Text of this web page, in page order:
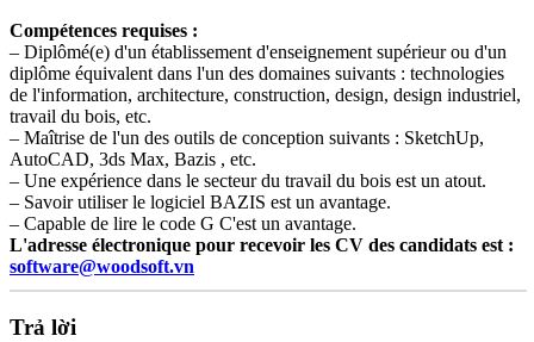
Compétences requises :
– Diplômé(e) d'un établissement d'enseignement supérieur ou d'un
diplôme équivalent dans l'un des domaines suivants : technologies
de l'information, architecture, construction, design, design industriel,
travail du bois, etc.
– Maîtrise de l'un des outils de conception suivants : SketchUp,
AutoCAD, 3ds Max, Bazis , etc.
– Une expérience dans le secteur du travail du bois est un atout.
– Savoir utiliser le logiciel BAZIS est un avantage.
– Capable de lire le code G C'est un avantage.
L'adresse électronique pour recevoir les CV des candidats est :
software@woodsoft.vn
Trả lời